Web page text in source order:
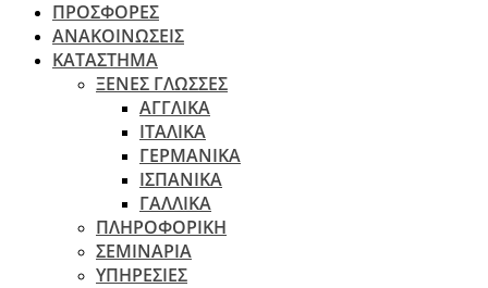
ΠΡΟΣΦΟΡΕΣ
ΑΝΑΚΟΙΝΩΣΕΙΣ
ΚΑΤΑΣΤΗΜΑ
ΞΕΝΕΣ ΓΛΩΣΣΕΣ
ΑΓΓΛΙΚΑ
ΙΤΑΛΙΚΑ
ΓΕΡΜΑΝΙΚΑ
ΙΣΠΑΝΙΚΑ
ΓΑΛΛΙΚΑ
ΠΛΗΡΟΦΟΡΙΚΗ
ΣΕΜΙΝΑΡΙΑ
ΥΠΗΡΕΣΙΕΣ